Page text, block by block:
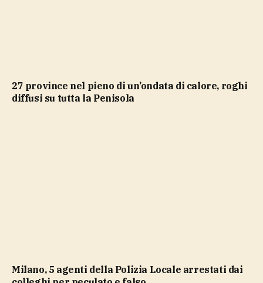
27 province nel pieno di un’ondata di calore, roghi
diffusi su tutta la Penisola
Milano, 5 agenti della Polizia Locale arrestati dai